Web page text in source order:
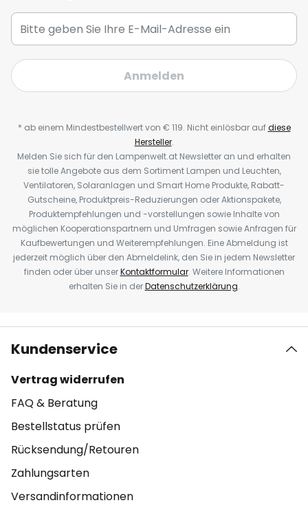
Anmelden
* ab einem Mindestbestellwert von € 119. Nicht einlösbar aufdiese
Hersteller.
Melden Sie sich für den Lampenwelt.at Newsletter an und erhalten
sie tolle Angebote aus dem Sortiment Lampen und Leuchten,
Ventilatoren, Solaranlagen und Smart Home Produkte, Rabatt-
Gutscheine, Produktpreis-Reduzierungen oder Aktionspakete,
Produktempfehlungen und -vorstellungen sowie Inhalte von
möglichen Kooperationspartnern und Umfragen sowie Anfragen für
Kaufbewertungen und Weiterempfehlungen. Eine Abmeldung ist
jederzeit möglich über den Abmeldelink, den Sie in jedem Newsletter
finden oder über unserKontaktformular. Weitere Informationen
erhalten Sie in derDatenschutzerklärung.
Kundenservice
Vertrag widerrufen
FAQ & Beratung
Bestellstatus prüfen
Rücksendung/Retouren
Zahlungsarten
Versandinformationen